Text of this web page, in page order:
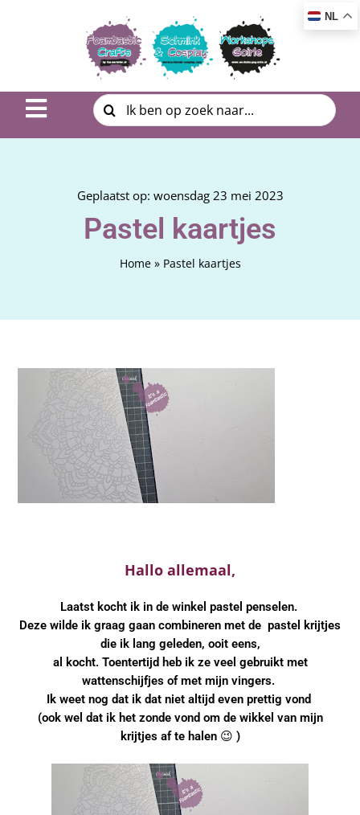
Toggle
Product uitleg
Workshop | Cursus
Webshop
Zoeken
naar:
Geplaatst op: woensdag 23 mei 2023
Pastel kaartjes
Home» Pastel kaartjes
Hallo allemaal,
Laatst kocht ik in de winkel pastel penselen.
Deze wilde ik graag gaan combineren met de pastel krijtjes
die ik lang geleden, ooit eens,
al kocht. Toentertijd heb ik ze veel gebruikt met
wattenschijfjes of met mijn vingers.
Ik weet nog dat ik dat niet altijd even prettig vond
(ook wel dat ik het zonde vond om de wikkel van mijn
krijtjes af te halen 😉 )
NL